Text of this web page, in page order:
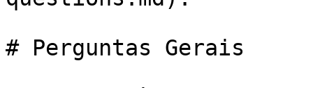
# Perguntas Gerais